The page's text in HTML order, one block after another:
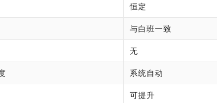
恒定
与白班一致
无
系统自动
可提升